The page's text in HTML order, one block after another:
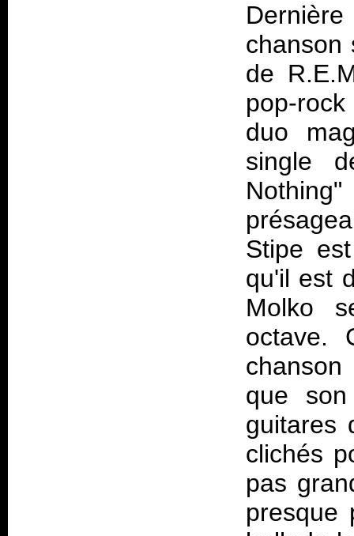
chanson
de
pop-
duo
single
Stipe
qu'il est
Molko
octave.
que
guitares
clichés
pas
presque